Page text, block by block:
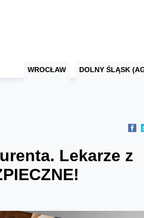
WROCŁAW DOLNY ŚLĄSK
Lekarze z